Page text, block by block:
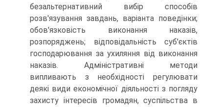
безальтернативний вибір способів
розв'язування завдань, варіанта поведінки;
обов'язковість виконання наказів,
розпоряджень; відповідальність суб'єктів
господарювання за ухиляння від виконання
наказів. Адміністративні методи
випливають з необхідності регулювати
деякі види економічної діяльності з погляду
захисту інтересів громадян, суспільства в